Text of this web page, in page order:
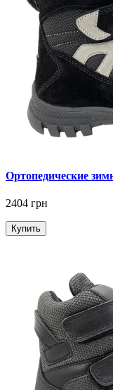
Ортопедические
2404 грн
Купить